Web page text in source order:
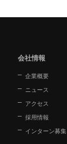
会社情報
企業概要
ニュース
アクセス
採用情報
インターン募集